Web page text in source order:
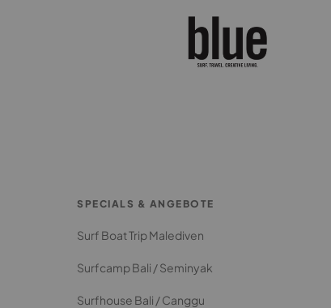
SPECIALS & ANGEBOTE
Surf Boat Trip Malediven
Surfcamp Bali / Seminyak
Surfhouse Bali / Canggu